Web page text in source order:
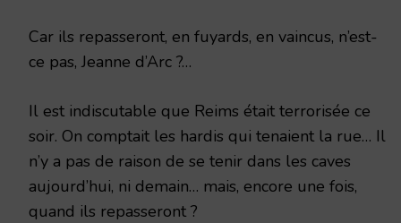
Car ils repasseront, en fuyards, en vaincus, n’est-
ce pas, Jeanne d’Arc ?…
Il est indiscutable que Reims était terrorisée ce
soir. On comptait les hardis qui tenaient la rue… Il
n’y a pas de raison de se tenir dans les caves
aujourd’hui, ni demain… mais, encore une fois,
quand ils repasseront ?